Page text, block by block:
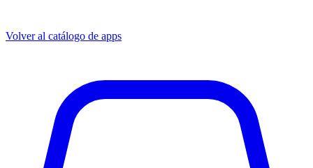
Volver al catálogo de apps